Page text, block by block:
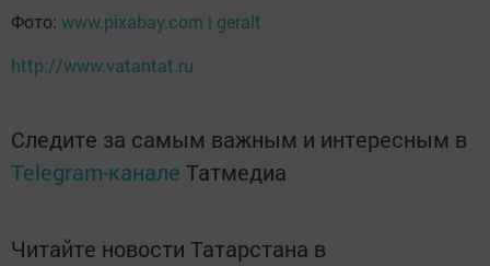
Фото: www.pixabay.com | geralt
http://www.vatantat.ru
Следите за самым важным и интересным в
Telegram-канале Татмедиа
Читайте новости Татарстана в